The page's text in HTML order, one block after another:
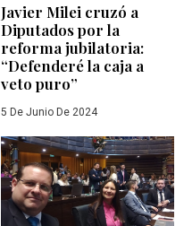
Javier Milei cruzó a
Diputados por la
reforma jubilatoria:
“Defenderé la caja a
veto puro”
5 De Junio De 2024